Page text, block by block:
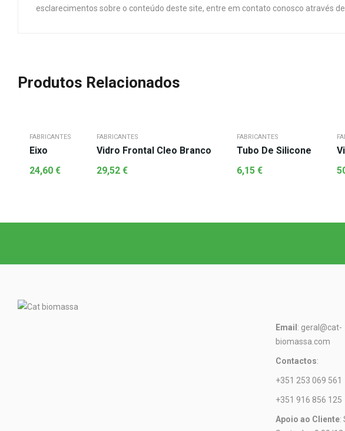
esclarecimentos sobre o conteúdo deste site, entre em contato conosco através
Produtos Relacionados
FABRICANTES
Eixo
24,60 €
FABRICANTES
Vidro Frontal Cleo Branco
29,52 €
FABRICANTES
Tubo De Silicone
6,15 €
Email : geral@cat-
biomassa.com
Contactos:
+351 253 069 561
+351 916 856 125
Apoio ao Cliente: